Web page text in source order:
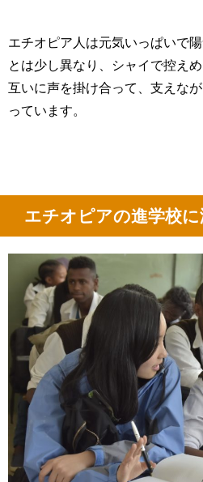
エチオピア人は元気いっぱいで
とは少し異なり、シャイで控え
互いに声を掛け合って、支えな
っています。
エチオピアの進学校に